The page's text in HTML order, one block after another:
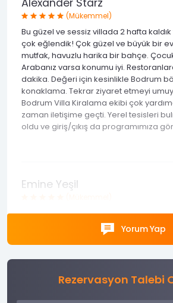
Alexander Starz
(Mükemmel)
Bu güzel ve sessiz villada 2 hafta
çok eğlendik! Çok güzel ve büyük bir
mutfak, havuzlu harika bir bahçe.
Arabanız varsa konumu iyi.
dakika. Değeri için kesinlikle Bodrum
konaklama. Tekrar ziyaret etmeyi
Bodrum Villa Kiralama ekibi çok
zaman iletişime geçti. Yerel tesisleri
oldu ve giriş/çıkış da programımıza
Emine Yeşil
Yaklaşık 3 hafta kaldık ve harikaydı. Ev
çok duyarlıydı. Teşekkürler.
Asmaa El Maanni
Yorum Yap
Rezervasyon Talebi